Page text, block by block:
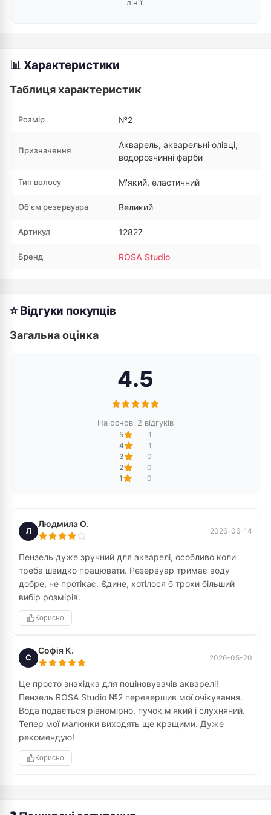
лінії.
📊 Характеристики
Таблиця характеристик
Розмір №2
Призначення
Акварель, акварельні олівці,
водорозчинні фарби
Тип волосу М'який, еластичний
Об'єм резервуара Великий
Артикул 12827
Бренд ROSA Studio
⭐ Відгуки покупців
Загальна оцінка
4.5
На основі 2 відгуків
5
1
4
1
3
0
2
0
1
0
Л
Людмила О.
2026-06-14
Пензель дуже зручний для акварелі, особливо коли
треба швидко працювати. Резервуар тримає воду
добре, не протікає. Єдине, хотілося б трохи більший
вибір розмірів.
Корисно
С
Софія К.
2026-05-20
Це просто знахідка для поціновувачів акварелі!
Пензель ROSA Studio №2 перевершив мої очікування.
Вода подається рівномірно, пучок м'який і слухняний.
Тепер мої малюнки виходять ще кращими. Дуже
рекомендую!
Корисно